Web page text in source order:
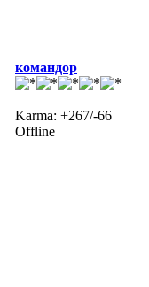
командор
Karma: +267/-66
Offline